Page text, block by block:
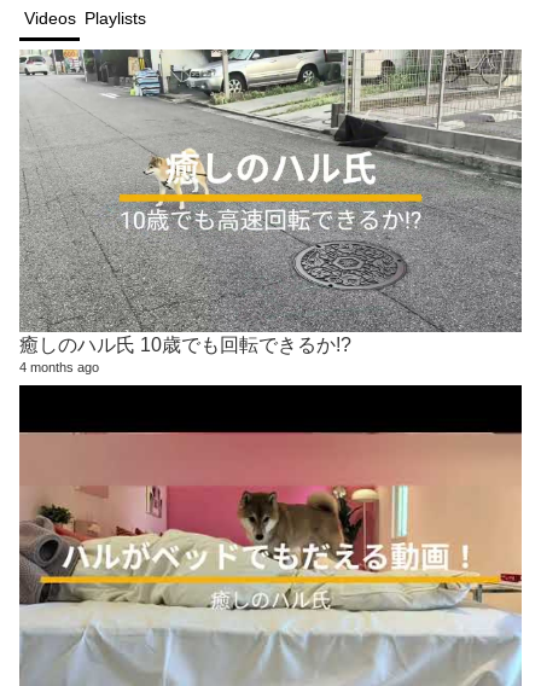
Videos Playlists
癒しのハル氏 10歳でも回転できるか!?
4 months ago